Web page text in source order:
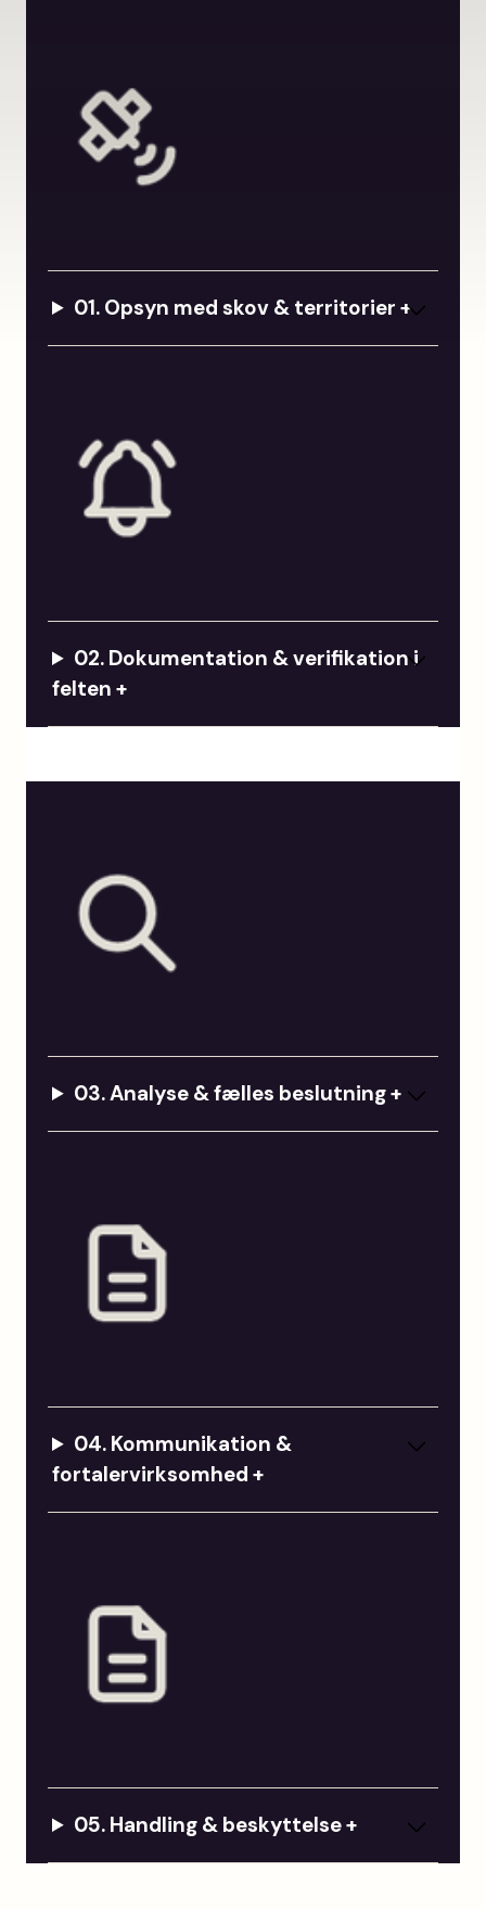
01. Opsyn med skov & territorier +
02. Dokumentation & verifikation i
felten +
03.Analyse & fælles beslutning+
04. Kommunikation &
fortalervirksomhed +
05. Handling & beskyttelse +